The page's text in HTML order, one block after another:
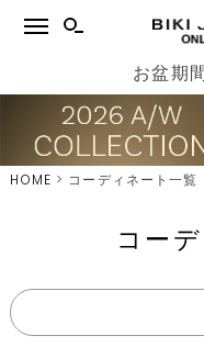
お盆期
HOME コーディネート一覧
コー